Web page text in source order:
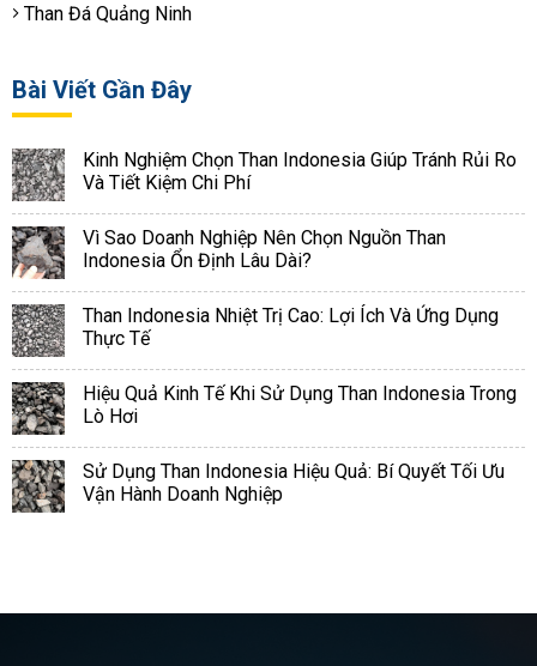
Than Đá Quảng Ninh
Bài Viết Gần Đây
Kinh Nghiệm Chọn Than Indonesia Giúp Tránh Rủi Ro
Và Tiết Kiệm Chi Phí
Vì Sao Doanh Nghiệp Nên Chọn Nguồn Than
Indonesia Ổn Định Lâu Dài?
Than Indonesia Nhiệt Trị Cao: Lợi Ích Và Ứng Dụng
Thực Tế
Hiệu Quả Kinh Tế Khi Sử Dụng Than Indonesia Trong
Lò Hơi
Sử Dụng Than Indonesia Hiệu Quả: Bí Quyết Tối Ưu
Vận Hành Doanh Nghiệp